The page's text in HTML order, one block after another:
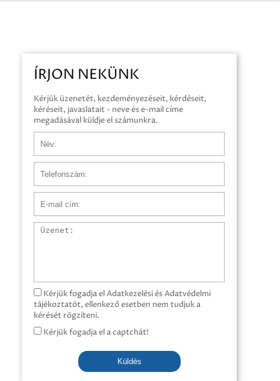
ÍRJON NEKÜNK
Kérjük üzenetét, kezdeményezéseit, kérdéseit,
kéréseit, javaslatait - neve és e-mail címe
megadásával küldje el számunkra.
Üzenet
Kérjük fogadja el Adatkezelési és Adatvédelmi
tájékoztatót, ellenkező esetben nem tudjuk a
kérését rögzíteni.
Kérjük fogadja el a captchát!
Küldés